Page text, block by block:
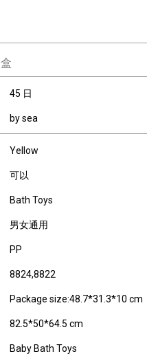
盒
45 日
by sea
Yellow
可以
Bath Toys
男女通用
PP
8824,8822
Package size:48.7*31.3*10 cm
82.5*50*64.5 cm
Baby Bath Toys